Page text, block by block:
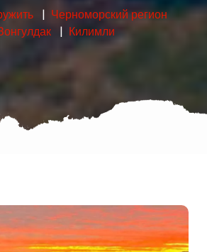
Черноморский регион
Килимли